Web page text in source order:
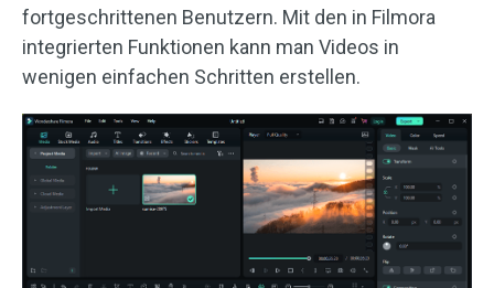
fortgeschrittenen Benutzern. Mit den in Filmora
integrierten Funktionen kann man Videos in
wenigen einfachen Schritten erstellen.